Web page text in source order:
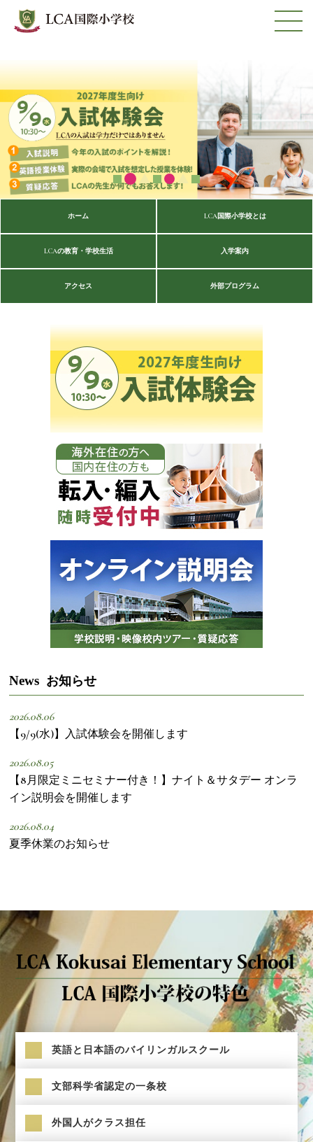
ホーム LCA国際小学校とは
LCAの教育・学校生活 入学案内
アクセス 外部プログラム
News お知らせ
2026.08.06
【9/9(水)】入試体験会を開催します
2026.08.05
【8月限定ミニセミナー付き！】ナイト＆サタデー オンラ
イン説明会を開催します
2026.08.04
夏季休業のお知らせ
英語と日本語のバイリンガルスクール
文部科学省認定の一条校
外国人がクラス担任